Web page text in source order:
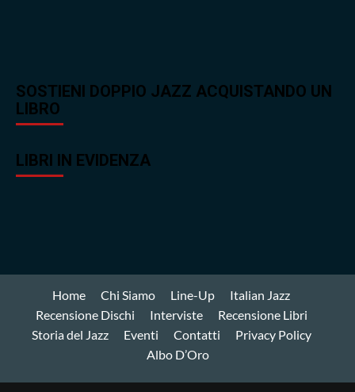
SOSTIENI DOPPIO JAZZ ACQUISTANDO UN
LIBRO
LIBRI IN EVIDENZA
Home Chi Siamo Line-Up
Italian Jazz
Recensione Dischi
Interviste
Recensione Libri
Storia del Jazz
Eventi Contatti
Privacy Policy
Albo D’Oro